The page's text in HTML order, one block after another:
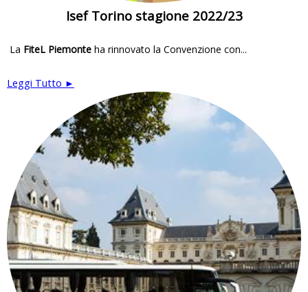
Isef Torino stagione 2022/23
La FiteL Piemonteha rinnovato la Convenzione con...
Leggi Tutto ►